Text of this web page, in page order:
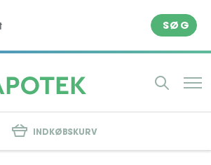
SØG
INDKØBSKURV